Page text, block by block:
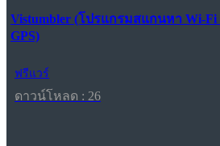
Vistumbler (โปรแกรมสแกนหา Wi-
GPS)
ฟรีแวร์
ดาวน์โหลด : 26